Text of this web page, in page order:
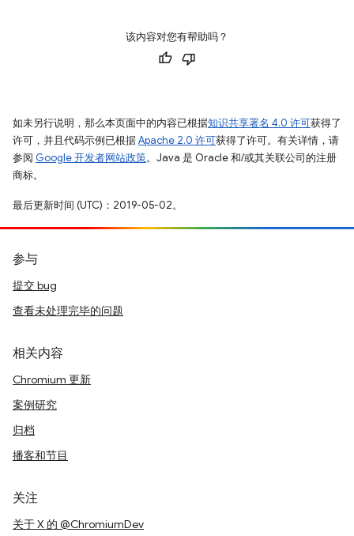
该内容对您有帮助吗？
如未另行说明，那么本页面中的内容已根据知识共享署名 4.0 许可获得了
许可，并且代码示例已根据Apache 2.0 许可获得了许可。有关详情，请
参阅 Google 开发者网站政策。Java 是 Oracle 和/或其关联公司的注册
商标。
最后更新时间 (UTC)：2019-05-02。
参与
提交 bug
查看未处理完毕的问题
相关内容
Chromium 更新
案例研究
归档
播客和节目
关注
关于 X 的 @ChromiumDev